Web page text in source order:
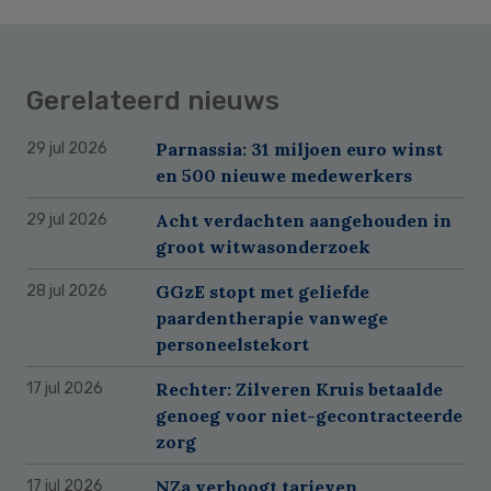
Gerelateerd nieuws
29 jul 2026
Parnassia: 31 miljoen euro winst
en 500 nieuwe medewerkers
29 jul 2026
Acht verdachten aangehouden in
groot witwasonderzoek
28 jul 2026
GGzE stopt met geliefde
paardentherapie vanwege
personeelstekort
17 jul 2026
Rechter: Zilveren Kruis betaalde
genoeg voor niet-gecontracteerde
zorg
17 jul 2026 NZa verhoogt tarieven